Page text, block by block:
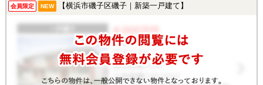
会員限定 NEW 【横浜市磯子区磯子｜新築一戸建て】